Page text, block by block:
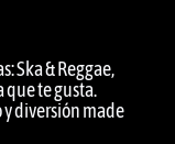
Ska & Reggae,
que te gusta.
y diversión made